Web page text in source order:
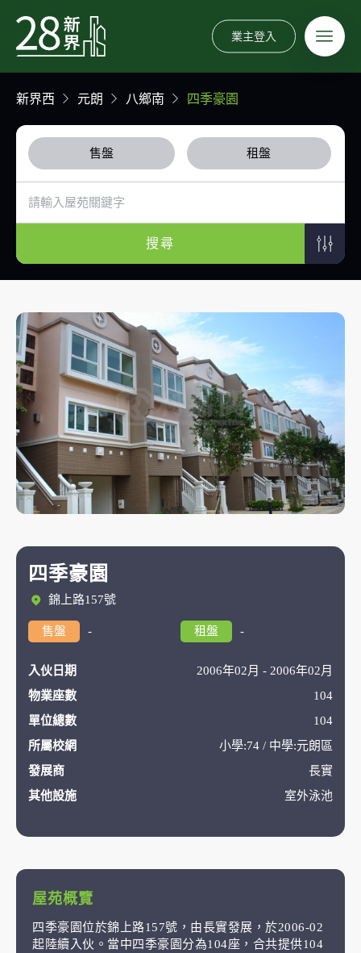
業主登入
新界西 元朗 八鄉南 四季豪園
售盤 租盤
搜尋
四季豪園
錦上路157號
售盤 - 租盤 -
入伙日期
2006年02月 - 2006年02月
物業座數
104
單位總數
104
所屬校網
小學:74 / 中學:元朗區
發展商
長實
其他設施
室外泳池
屋苑概覽
四季豪園位於錦上路157號，由長實發展，於2006-02
起陸續入伙。當中四季豪園分為104座，合共提供104